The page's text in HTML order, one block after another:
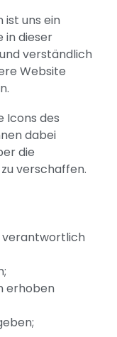
ist uns ein
in dieser
verständlich
Website
Icons des
dabei
die
verschaffen.
verantwortlich
erhoben